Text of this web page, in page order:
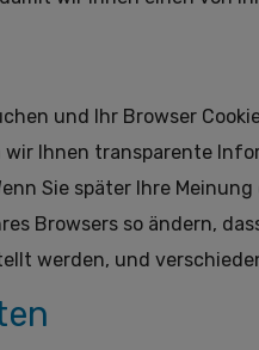
und Ihr Browser
Ihnen transparente
Sie später Ihre
Browsers so ändern,
werden, und